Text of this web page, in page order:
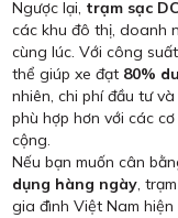
Ngược lại, trạm sạc
các khu đô thị, doanh
cùng lúc. Với công
thể giúp xe đạt 80%
nhiên, chi phí đầu tư
phù hợp hơn với các
cộng.
Nếu bạn muốn cân
dụng hàng ngày,
gia đình Việt Nam hiện